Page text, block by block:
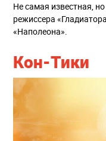
Не самая известная,
режиссера
«Наполеона».
Кон-Тики